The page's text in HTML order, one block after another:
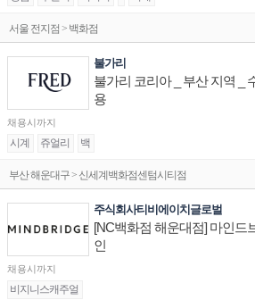
서울 전지점 > 백화점
불가리
불가리 코리아 _ 부산 지역 _
용
채용시까지
시계 쥬얼리 백
부산 해운대구 > 신세계백화점센텀시티점
주식회사티비에이치글로벌
[NC백화점 해운대점] 마인드
인
채용시까지
비지니스캐주얼